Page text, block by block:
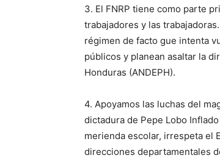
3. El FNRP tiene como parte
trabajadores y las
régimen de facto gue intenta
públicos y planean asaltar la
Honduras (ANDEPH).
4. Apoyamos las luchas del
dictadura de Pepe Lobo
merienda escolar, irrespeta el
direcciones departamentales